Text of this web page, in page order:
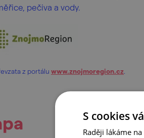
pečiva a vody.
z portálu www.znojmoregion.cz
S cookies
Raději lákáme